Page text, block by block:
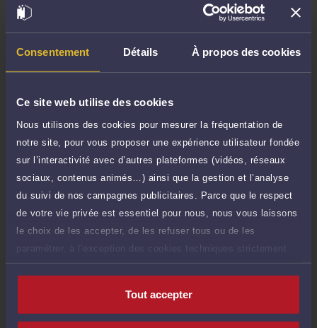
Consentement Détails À propos des cookies
Ce site web utilise des cookies
Nous utilisons des cookies pour mesurer la fréquentation de
notre site, pour vous proposer une expérience utilisateur fondée
sur l’interactivité avec d’autres plateformes (vidéos, réseaux
sociaux, contenus animés…) ainsi que la gestion et l’analyse
du suivi de nos campagnes publicitaires. Parce que le respect
de votre vie privée est essentiel pour nous, nous vous laissons
le choix de les accepter, de les refuser tous ou de les
paramétrer, à l’exception des cookies techniques strictement
nécessaires au fonctionnement du site.
Tout accepter
Poser une question
Consultation écrite
d'ajout d'une pièce jointe
Consulter par écrit
Payer des honoraires ou une facture
Vous souhaitez payer une facture ou des
honoraires à l’avocat par Carte Bancaire.
Payer
Compétences